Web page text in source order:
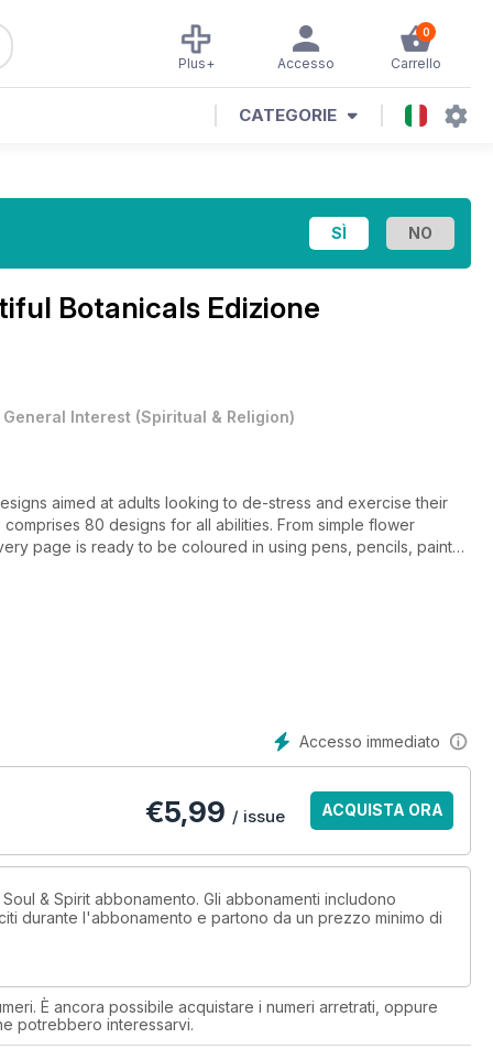
0
Carrello
Accesso
Plus+
CATEGORIE
Botanicals Edizione
General Interest (Spiritual & Religion)
aimed at adults looking to de-stress and exercise their
80 designs for all abilities. From simple flower
page is ready to be coloured in using pens, pencils, paints
Accesso immediato
€5,99 / issue ACQUISTA ORA
& Spirit abbonamento. Gli abbonamenti includono
durante l'abbonamento e partono da un prezzo minimo di
È ancora possibile acquistare i numeri arretrati, oppure
potrebbero interessarvi.